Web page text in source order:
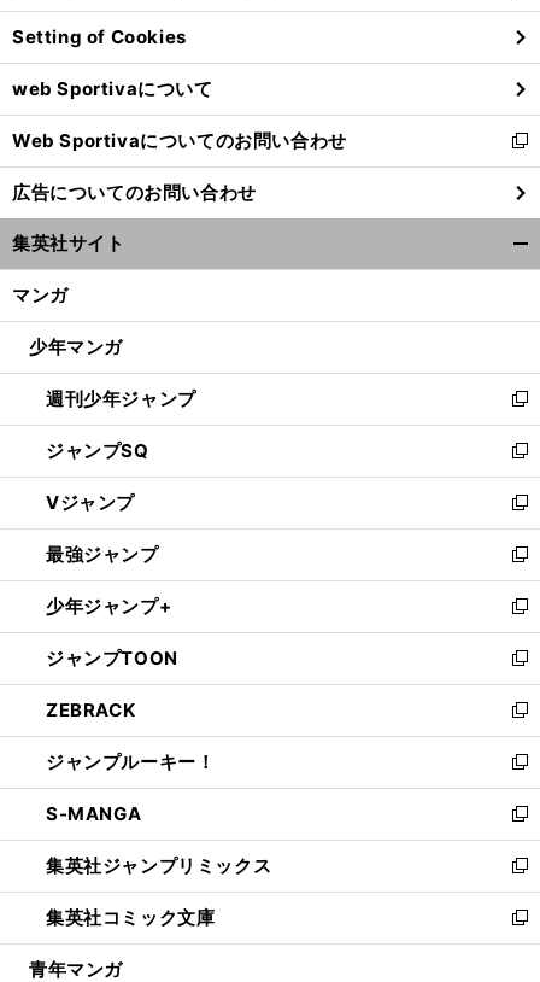
横
・
。
ン
ド
ウ
で
開
く
Setting of Cookies
web Sportivaについて
Web Sportivaについてのお問い合わせ
新
し
い
ウ
ィ
ン
ウ
開
く
広告についてのお問い合わせ
集英社サイト
マンガ
少年マンガ
週刊少年ジャンプ
新
し
い
ウ
ィ
ン
ド
ウ
で
開
く
ジャンプSQ
新
し
い
ウ
ィ
ン
ド
ウ
で
開
く
Vジャンプ
新
し
い
ウ
ィ
ン
ド
ウ
で
開
く
最強ジャンプ
新
し
い
ウ
ィ
ン
ド
ウ
で
開
く
少年ジャンプ+
新
し
い
ウ
ィ
ン
ド
ウ
で
開
く
ジャンプTOON
新
し
い
ウ
ィ
ン
ド
ウ
で
開
く
ZEBRACK
新
し
い
ウ
ィ
ン
ド
ウ
で
開
ジャンプルーキー！
新
し
い
ウ
ィ
ン
ド
ウ
S-MANGA
新
し
い
ウ
ィ
ン
集英社ジャンプリミックス
新
し
い
ウ
集英社コミック文庫
新
し
青年マンガ